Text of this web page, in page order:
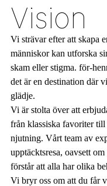
Vision
Vi strävar efter att skapa
människor kan utforska
skam eller stigma. för-
det är en destination där
glädje.
Vi är stolta över att
från klassiska favoriter
njutning. Vårt team av
upptäcktsresa, oavsett
förstår att alla har olika
Vi bryr oss om att du får